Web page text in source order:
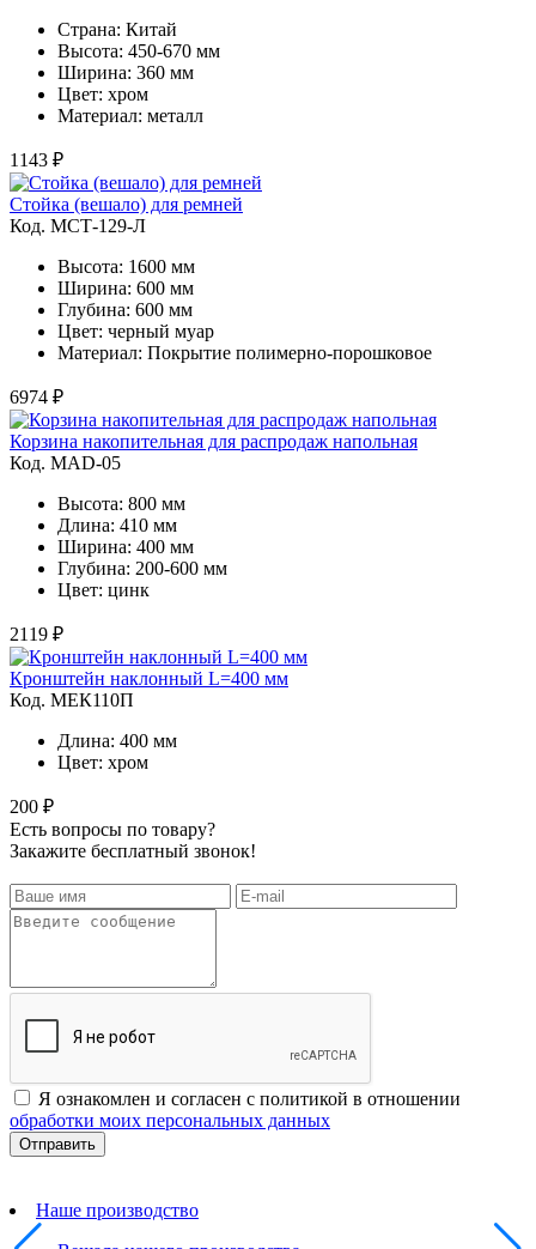
Страна: Китай
Высота: 450-670 мм
Ширина: 360 мм
Цвет: хром
Материал: металл
1143 ₽
Стойка (вешало) для ремней
Код. MСТ-129-Л
Высота: 1600 мм
Ширина: 600 мм
Глубина: 600 мм
Цвет: черный муар
Материал: Покрытие полимерно-порошковое
6974 ₽
Корзина накопительная для распродаж напольная
Код. MAD-05
Высота: 800 мм
Длина: 410 мм
Ширина: 400 мм
Глубина: 200-600 мм
Цвет: цинк
2119 ₽
Кронштейн наклонный L=400 мм
Код. MЕК110П
Длина: 400 мм
Цвет: хром
200 ₽
Есть вопросы по товару?
Закажите бесплатный звонок!
Я ознакомлен и согласен с политикой в отношении
обработки моих персональных данных
Наше производство